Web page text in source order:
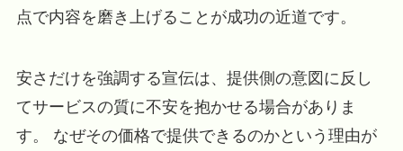
点で内容を磨き上げることが成功の近道です。
安さだけを強調する宣伝は、提供側の意図に反し
てサービスの質に不安を抱かせる場合がありま
す。 なぜその価格で提供できるのかという理由が